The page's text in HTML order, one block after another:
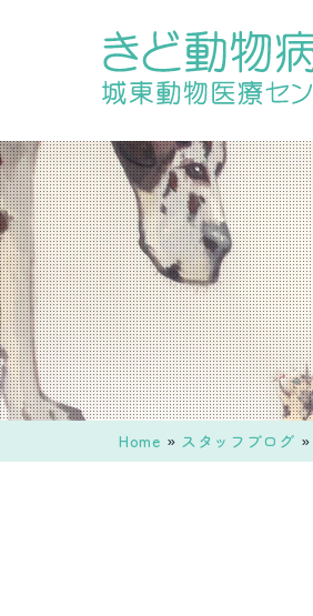
ツ
へ
ス
キ
ッ
プ
Home » スタッフブログ »